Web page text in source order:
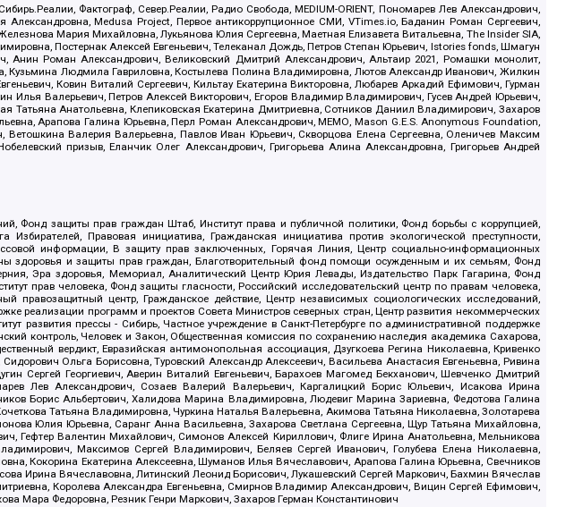
Фактограф, Север.Реалии, Радио Свобода, MEDIUM-ORIENT, Пономарев Лев Александрович,
Medusa Project, Первое антикоррупционное СМИ, VTimes.io, Баданин Роман Сергеевич,
Мария Михайловна, Лукьянова Юлия Сергеевна, Маетная Елизавета Витальевна, The Insider SIA,
Постернак Алексей Евгеньевич, Телеканал Дождь, Петров Степан Юрьевич, Istories fonds, Шмагун
Роман Александрович, Великовский Дмитрий Александрович, Альтаир 2021, Ромашки монолит,
Кузьмина Людмила Гавриловна, Костылева Полина Владимировна, Лютов Александр Иванович, Жилкин
Ковин Виталий Сергеевич, Кильтау Екатерина Викторовна, Любарев Аркадий Ефимович, Гурман
Валерьевич, Петров Алексей Викторович, Егоров Владимир Владимирович, Гусев Андрей Юрьевич,
Анатольевна, Клепиковская Екатерина Дмитриевна, Сотников Даниил Владимирович, Захаров
Арапова Галина Юрьевна, Перл Роман Александрович, МЕМО, Mason G.E.S. Anonymous Foundation,
Валерия Валерьевна, Павлов Иван Юрьевич, Скворцова Елена Сергеевна, Оленичев Максим
призыв, Еланчик Олег Александрович, Григорьева Алина Александровна, Григорьев Андрей
Фонд защиты прав граждан Штаб, Институт права и публичной политики, Фонд борьбы с коррупцией,
Правовая инициатива, Гражданская инициатива против экологической преступности,
информации, В защиту прав заключенных, Горячая Линия, Центр социально-информационных
здоровья и защиты прав граждан, Благотворительный фонд помощи осужденным и их семьям, Фонд
Эра здоровья, Мемориал, Аналитический Центр Юрия Левады, Издательство Парк Гагарина, Фонд
прав человека, Фонд защиты гласности, Российский исследовательский центр по правам человека,
правозащитный центр, Гражданское действие, Центр независимых социологических исследований,
программ и проектов Совета Министров северных стран, Центр развития некоммерческих
развития прессы - Сибирь, Частное учреждение в Санкт-Петербурге по административной поддержке
контроль, Человек и Закон, Общественная комиссия по сохранению наследия академика Сахарова,
вердикт, Евразийская антимонопольная ассоциация, Дзугкоева Регина Николаевна, Кривенко
Ольга Борисовна, Туровский Александр Алексеевич, Васильева Анастасия Евгеньевна, Ривина
Сергей Георгиевич, Аверин Виталий Евгеньевич, Барахоев Магомед Бекханович, Шевченко Дмитрий
Лев Александрович, Созаев Валерий Валерьевич, Каргалицкий Борис Юльевич, Исакова Ирина
Борис Альбертович, Халидова Марина Владимировна, Людевиг Марина Зариевна, Федотова Галина
Татьяна Владимировна, Чуркина Наталья Валерьевна, Акимова Татьяна Николаевна, Золотарева
Юлия Юрьевна, Саранг Анна Васильевна, Захарова Светлана Сергеевна, Щур Татьяна Михайловна,
Гефтер Валентин Михайлович, Симонов Алексей Кириллович, Флиге Ирина Анатольевна, Мельникова
Максимов Сергей Владимирович, Беляев Сергей Иванович, Голубева Елена Николаевна,
Кокорина Екатерина Алексеевна, Шуманов Илья Вячеславович, Арапова Галина Юрьевна, Свечников
Ирина Вячеславовна, Литинский Леонид Борисович, Лукашевский Сергей Маркович, Бахмин Вячеслав
Королева Александра Евгеньевна, Смирнов Владимир Александрович, Вицин Сергей Ефимович,
Мара Федоровна, Резник Генри Маркович, Захаров Герман Константинович